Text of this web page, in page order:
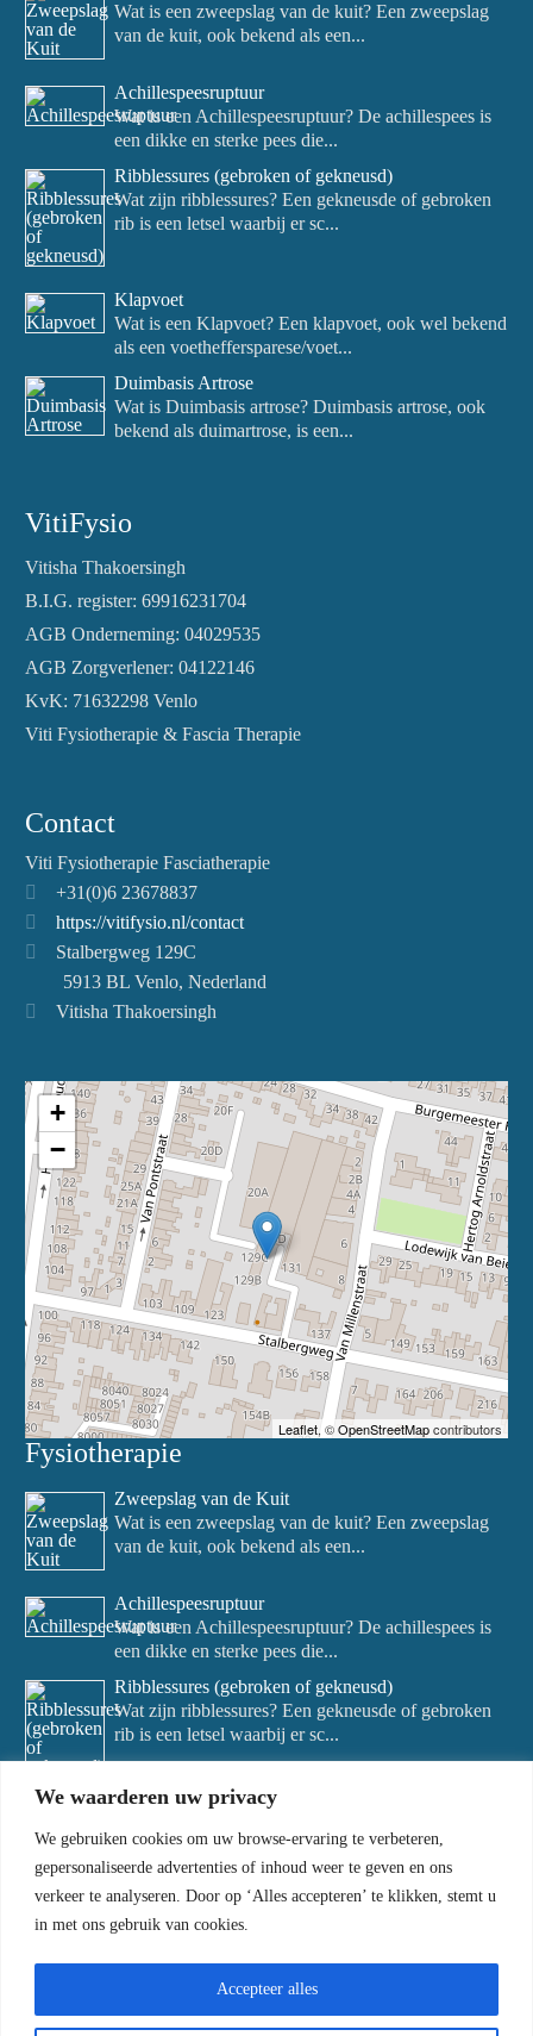
We waarderen uw privacy
We gebruiken cookies om uw browse-ervaring te verbeteren,
gepersonaliseerde advertenties of inhoud weer te geven en ons
verkeer te analyseren. Door op ‘Alles accepteren’ te klikken, stemt u
in met ons gebruik van cookies.
Accepteer alles
Wat is een zweepslag van de kuit? Een zweepslag
van de kuit, ook bekend als een...
Achillespeesruptuur
Wat is een Achillespeesruptuur? De achillespees is
een dikke en sterke pees die...
Ribblessures (gebroken of gekneusd)
Wat zijn ribblessures? Een gekneusde of gebroken
rib is een letsel waarbij er sc...
Klapvoet
Wat is een Klapvoet? Een klapvoet, ook wel bekend
als een voetheffersparese/voet...
Duimbasis Artrose
Wat is Duimbasis artrose? Duimbasis artrose, ook
bekend als duimartrose, is een...
VitiFysio
Vitisha Thakoersingh
B.I.G. register: 69916231704
AGB Onderneming: 04029535
AGB Zorgverlener: 04122146
KvK: 71632298 Venlo
Viti Fysiotherapie & Fascia Therapie
Contact
Viti Fysiotherapie Fasciatherapie
+31(0)6 23678837
https://vitifysio.nl/contact
Stalbergweg 129C
5913 BL Venlo, Nederland
Vitisha Thakoersingh
+
−
Leaflet, ©OpenStreetMapcontributors
Fysiotherapie
Zweepslag van de Kuit
Wat is een zweepslag van de kuit? Een zweepslag
van de kuit, ook bekend als een...
Achillespeesruptuur
Wat is een Achillespeesruptuur? De achillespees is
een dikke en sterke pees die...
Ribblessures (gebroken of gekneusd)
Wat zijn ribblessures? Een gekneusde of gebroken
rib is een letsel waarbij er sc...